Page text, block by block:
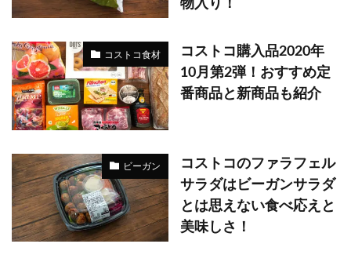
物入り！
コストコ食材
コストコ購入品2020年
10月第2弾！おすすめ定
番商品と新商品も紹介
ビーガン
コストコのファラフェル
サラダはビーガンサラダ
とは思えない食べ応えと
美味しさ！